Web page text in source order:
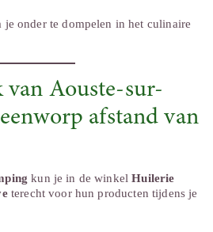
je onder te dompelen in het culinaire
Aouste-sur-
afstand van
kun je in de winkelHuilerie
terecht voor hun producten tijdens je